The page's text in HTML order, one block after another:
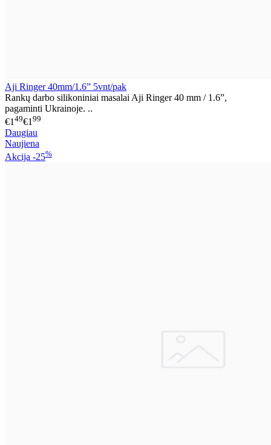
Aji Ringer 40mm/1.6” 5vnt/pak
Rankų darbo silikoniniai masalai Aji Ringer 40 mm / 1.6”,
pagaminti Ukrainoje. ..
€1 49€1 99
Daugiau
Naujiena
Akcija -25%